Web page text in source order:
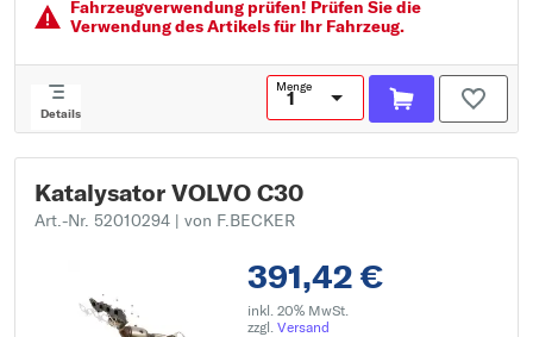
Fahrzeugver­wendung prüfen! Prüfen Sie die
Verwendung des Artikels für Ihr Fahrzeug.
Details
Menge
Katalysator VOLVO C30
Art.-Nr. 52010294 | von F.BECKER
391,42 €
inkl. 20% MwSt.
zzgl. Versand